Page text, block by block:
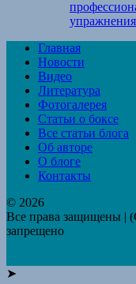
упражнения
Главная
Новости
Видео
Литература
Фотогалерея
Статьи о боксе
Все статьи блога
Об авторе
О блоге
Контакты
© 2026
Все права защищены |
запрещено
➤